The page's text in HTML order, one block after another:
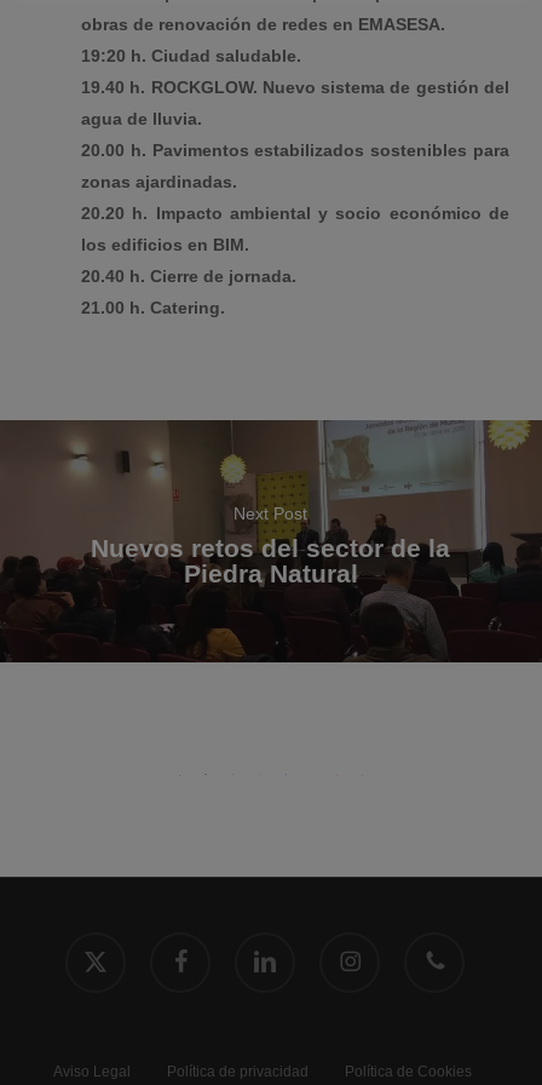
obras de renovación de redes en EMASESA.
19:20 h. Ciudad saludable.
19.40 h. ROCKGLOW. Nuevo sistema de gestión del
agua de lluvia.
20.00 h. Pavimentos estabilizados sostenibles para
zonas ajardinadas.
20.20 h. Impacto ambiental y socio económico de
los edificios en BIM.
20.40 h. Cierre de jornada.
21.00 h. Catering.
Next Post
Nuevos retos del sector de la
Piedra Natural
twitter
Aviso Legal Política de privacidad Política de Cookies